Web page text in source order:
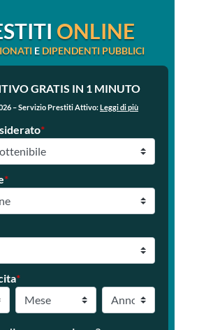
ONLINE
E DIPENDENTI PUBBLICI
GRATIS IN 1 MINUTO
– Servizio Prestiti Attivo:Leggi di più
*
*
*